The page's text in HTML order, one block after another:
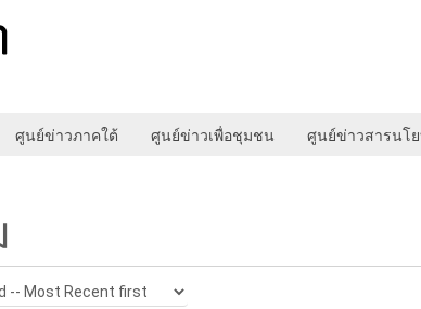
ศูนย์ข่าวภาคใต้ ศูนย์ข่าวเพื่อชุมชน ศูนย์ข่าวสารนโ
-- Most Recent first